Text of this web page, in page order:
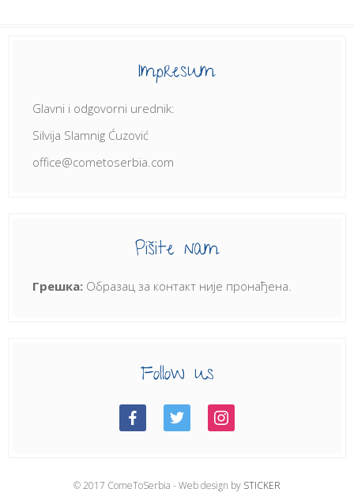
Impresum
Glavni i odgovorni urednik:
Silvija Slamnig Ćuzović
office@cometoserbia.com
Pišite nam
Грешка: Образац за контакт није пронађена.
Follow us
© 2017 ComeToSerbia - Web design by STICKER